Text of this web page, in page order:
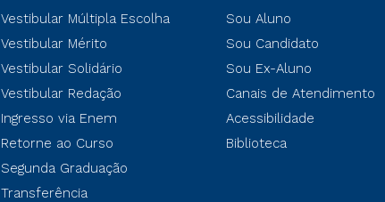
Vestibular Múltipla Escolha
Vestibular Mérito
Vestibular Solidário
Vestibular Redação
Ingresso via Enem
Retorne ao Curso
Segunda Graduação
Transferência
Sou Aluno
Sou Candidato
Sou Ex-Aluno
Canais de Atendimento
Acessibilidade
Biblioteca